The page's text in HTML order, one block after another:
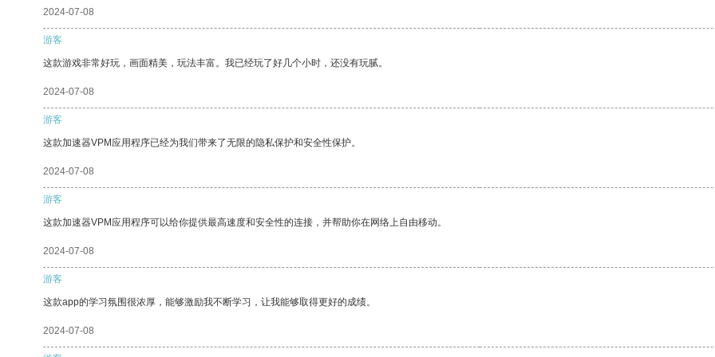
2024-07-08
游客
这款游戏非常好玩，画面精美，玩法丰富。我已经玩了好几个小时，还没有玩腻。
2024-07-08
游客
这款加速器VPM应用程序已经为我们带来了无限的隐私保护和安全性保护。
2024-07-08
游客
这款加速器VPM应用程序可以给你提供最高速度和安全性的连接，并帮助你在网络上自由移动。
2024-07-08
游客
这款app的学习氛围很浓厚，能够激励我不断学习，让我能够取得更好的成绩。
2024-07-08